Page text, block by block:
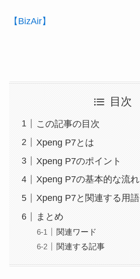
【BizAir】
目次
この記事の目次
Xpeng P7とは
Xpeng P7のポイント
Xpeng P7の基本的な流れ
Xpeng P7と関連する用語
まとめ
関連ワード
関連する記事